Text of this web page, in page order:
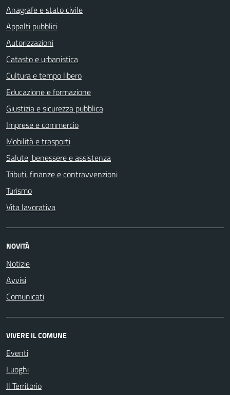
Anagrafe e stato civile
Appalti pubblici
Autorizzazioni
Catasto e urbanistica
Cultura e tempo libero
Educazione e formazione
Giustizia e sicurezza pubblica
Imprese e commercio
Mobilità e trasporti
Salute, benessere e assistenza
Tributi, finanze e contravvenzioni
Turismo
Vita lavorativa
NOVITÀ
Notizie
Avvisi
Comunicati
VIVERE IL COMUNE
Eventi
Luoghi
Il Territorio